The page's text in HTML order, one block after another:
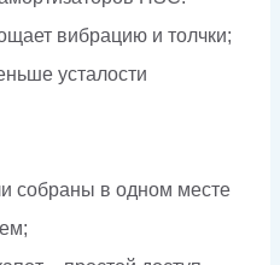
вибрацию и толчки;
усталости
собраны в одном месте